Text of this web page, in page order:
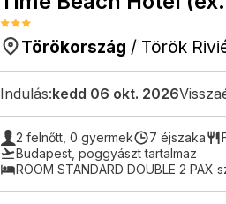
Törökország / Török
Indulás:kedd 06 okt. 2026
2 felnőtt,0 gyermek 7 éjszaka
Budapest poggyászt tartalmaz
ROOM STANDARD DOUBLE 2 PAX